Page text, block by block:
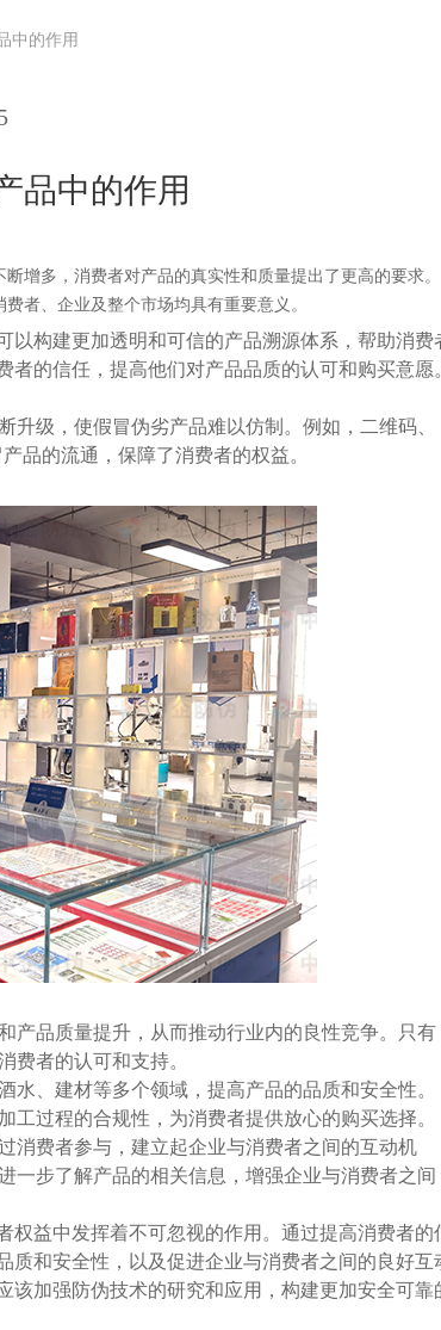
中的作用
品中的作用
增多，消费者对产品的真实性和质量提出了更高的要求
者、企业及整个市场均具有重要意义。
以构建更加透明和可信的产品溯源体系，帮助消
者的信任，提高他们对产品品质的认可和购买意愿
级，使假冒伪劣产品难以仿制。例如，二维码、
品的流通，保障了消费者的权益。
产品质量提升，从而推动行业内的良性竞争。只有
费者的认可和支持。
、建材等多个领域，提高产品的品质和安全性。
过程的合规性，为消费者提供放心的购买选择。
消费者参与，建立起企业与消费者之间的互动机
一步了解产品的相关信息，增强企业与消费者之间
权益中发挥着不可忽视的作用。通过提高消费者
质和安全性，以及促进企业与消费者之间的良好
该加强防伪技术的研究和应用，构建更加安全可